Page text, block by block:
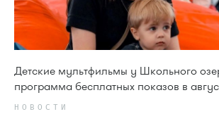
Детские мультфильмы у Школьного
программа бесплатных показов в
НОВОСТИ